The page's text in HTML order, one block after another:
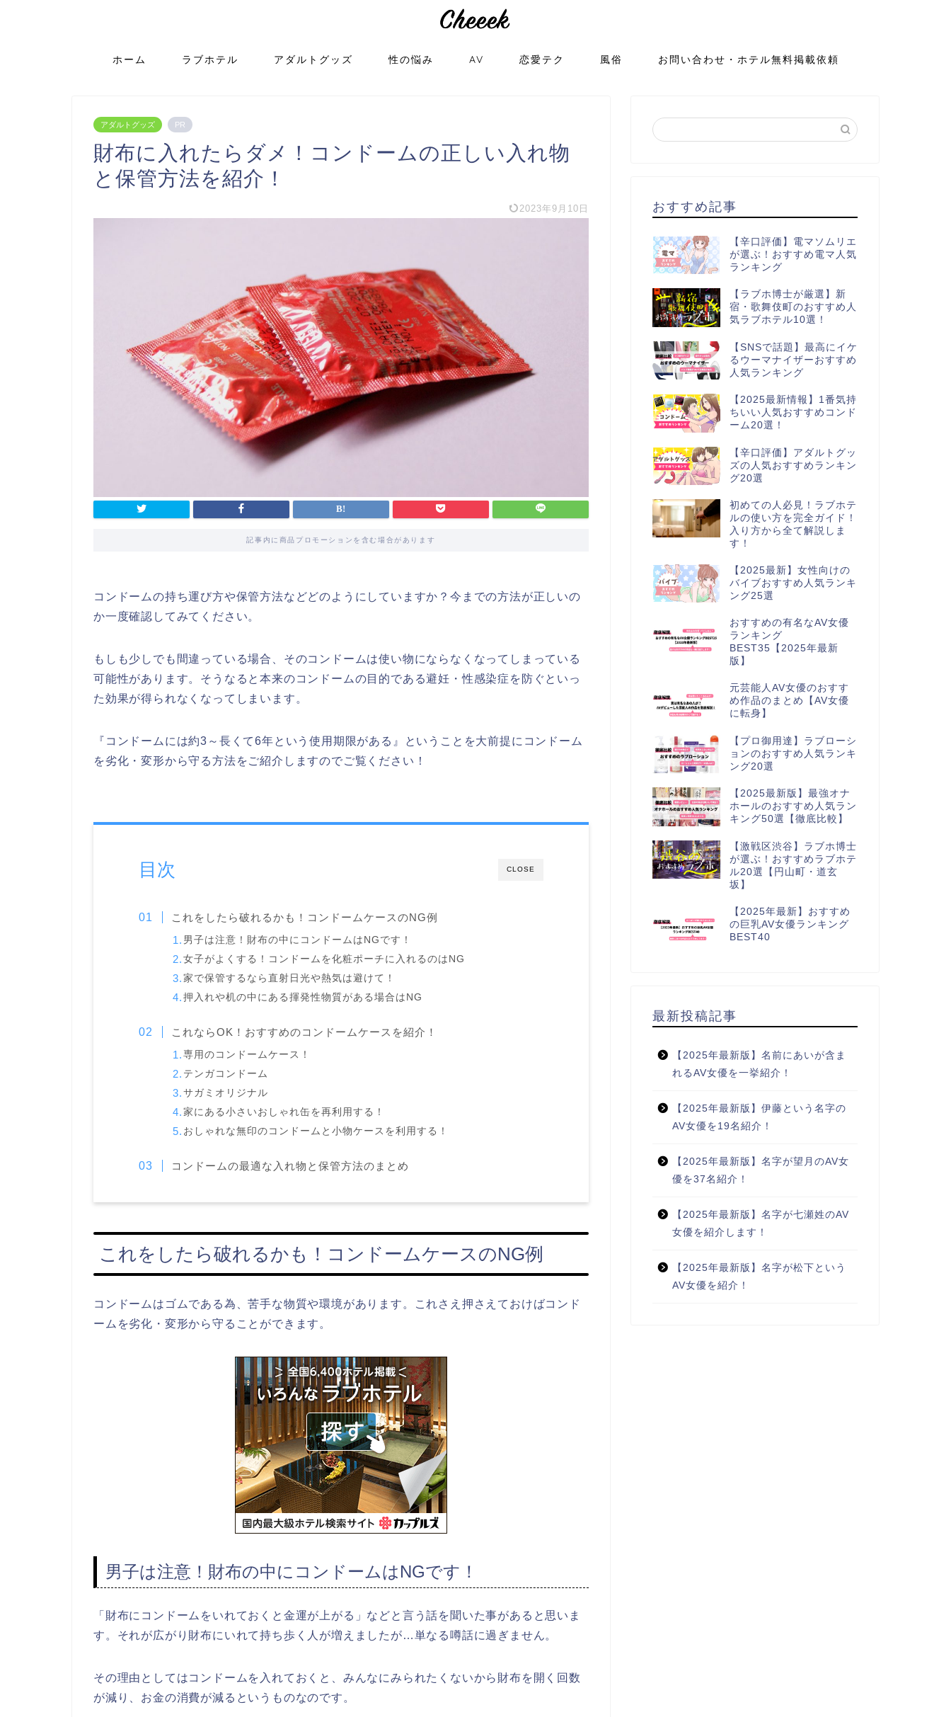
ホーム ラブホテル アダルトグッズ 性の悩み AV 恋愛テク 風俗 お問い合わせ・ホテル無料掲載依頼
アダルトグッズ PR
財布に入れたらダメ！コンドームの正しい入れ物
と保管方法を紹介！
2023年9月10日
記事内に商品プロモーションを含む場合があります
コンドームの持ち運び方や保管方法などどのようにしていますか？今までの方法が正しいの
か一度確認してみてください。
もしも少しでも間違っている場合、そのコンドームは使い物にならなくなってしまっている
可能性があります。そうなると本来のコンドームの目的である避妊・性感染症を防ぐといっ
た効果が得られなくなってしまいます。
『コンドームには約3～長くて6年という使用期限がある』ということを大前提にコンドーム
を劣化・変形から守る方法をご紹介しますのでご覧ください！
CLOSE
目次
これをしたら破れるかも！コンドームケースのNG例
男子は注意！財布の中にコンドームはNGです！
女子がよくする！コンドームを化粧ポーチに入れるのはNG
家で保管するなら直射日光や熱気は避けて！
押入れや机の中にある揮発性物質がある場合はNG
これならOK！おすすめのコンドームケースを紹介！
専用のコンドームケース！
テンガコンドーム
サガミオリジナル
家にある小さいおしゃれ缶を再利用する！
おしゃれな無印のコンドームと小物ケースを利用する！
コンドームの最適な入れ物と保管方法のまとめ
これをしたら破れるかも！コンドームケースのNG例
コンドームはゴムである為、苦手な物質や環境があります。これさえ押さえておけばコンド
ームを劣化・変形から守ることができます。
男子は注意！財布の中にコンドームはNGです！
「財布にコンドームをいれておくと金運が上がる」などと言う話を聞いた事があると思いま
す。それが広がり財布にいれて持ち歩く人が増えましたが…単なる噂話に過ぎません。
その理由としてはコンドームを入れておくと、みんなにみられたくないから財布を開く回数
が減り、お金の消費が減るというものなのです。
おすすめ記事
【辛口評価】電マソムリエ
が選ぶ！おすすめ電マ人気
ランキング
【ラブホ博士が厳選】新
宿・歌舞伎町のおすすめ人
気ラブホテル10選！
【SNSで話題】最高にイケ
るウーマナイザーおすすめ
人気ランキング
【2025最新情報】1番気持
ちいい人気おすすめコンド
ーム20選！
【辛口評価】アダルトグッ
ズの人気おすすめランキン
グ20選
初めての人必見！ラブホテ
ルの使い方を完全ガイド！
入り方から全て解説しま
す！
【2025最新】女性向けの
バイブおすすめ人気ランキ
ング25選
おすすめの有名なAV女優
ランキング
BEST35【2025年最新
版】
元芸能人AV女優のおすす
め作品のまとめ【AV女優
に転身】
【プロ御用達】ラブローシ
ョンのおすすめ人気ランキ
ング20選
【2025最新版】最強オナ
ホールのおすすめ人気ラン
キング50選【徹底比較】
【激戦区渋谷】ラブホ博士
が選ぶ！おすすめラブホテ
ル20選【円山町・道玄
坂】
【2025年最新】おすすめ
の巨乳AV女優ランキング
BEST40
最新投稿記事
【2025年最新版】名前にあいが含ま
れるAV女優を一挙紹介！
【2025年最新版】伊藤という名字の
AV女優を19名紹介！
【2025年最新版】名字が望月のAV女
優を37名紹介！
【2025年最新版】名字が七瀬姓のAV
女優を紹介します！
【2025年最新版】名字が松下という
AV女優を紹介！